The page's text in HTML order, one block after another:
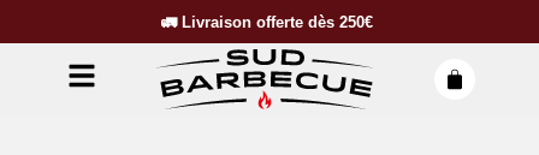
🚛 Livraison offerte dès 250€